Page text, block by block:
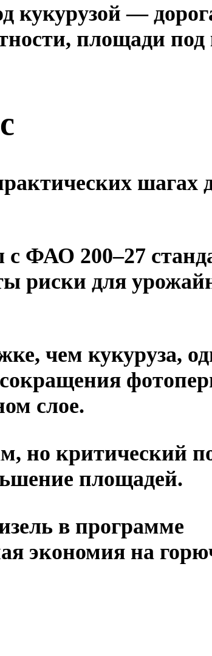
кукурузой —
площади под
шагах
с ФАО 200–27
риски для
чем кукуруза,
слое.
но критический
площадей.
в программе
экономия на